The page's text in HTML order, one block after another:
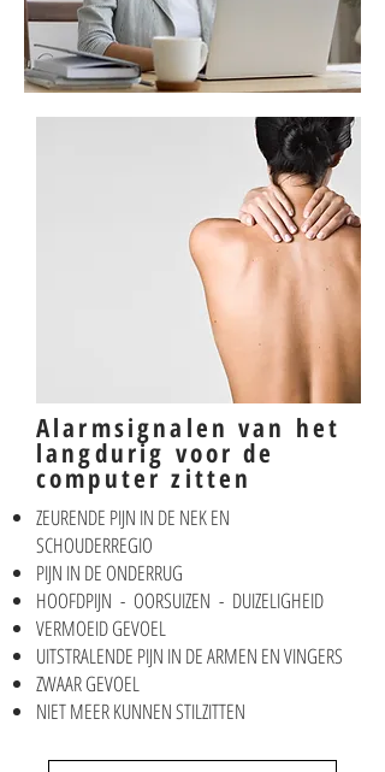
Alarmsignalen van het
langdurig voor de
computer zitten
ZEURENDE PIJN IN DE NEK EN
SCHOUDERREGIO
PIJN IN DE ONDERRUG
HOOFDPIJN - OORSUIZEN - DUIZELIGHEID
VERMOEID GEVOEL
UITSTRALENDE PIJN IN DE ARMEN EN VINGERS
ZWAAR GEVOEL
NIET MEER KUNNEN STILZITTEN